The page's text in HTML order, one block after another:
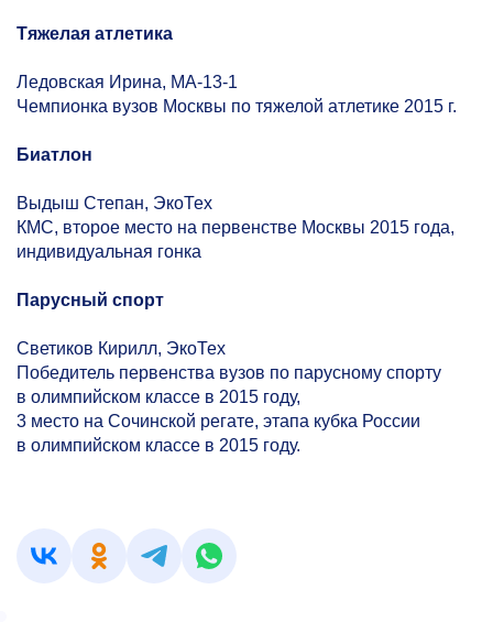
Тяжелая атлетика
Ледовская Ирина, МА-13-1
Чемпионка вузов Москвы по тяжелой атлетике 2015 г.
Биатлон
Выдыш Степан, ЭкоТех
КМС, второе место на первенстве Москвы 2015 года,
индивидуальная гонка
Парусный спорт
Светиков Кирилл, ЭкоТех
Победитель первенства вузов по парусному спорту
в олимпийском классе в 2015 году,
3 место на Сочинской регате, этапа кубка России
в олимпийском классе в 2015 году.